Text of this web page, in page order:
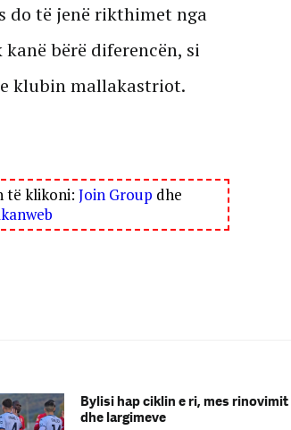
do të jenë rikthimet nga
bërë diferencën, si
klubin mallakastriot.
të klikoni: Join Group dhe
Bylisi hap ciklin e ri, mes rinovimit
dhe largimeve